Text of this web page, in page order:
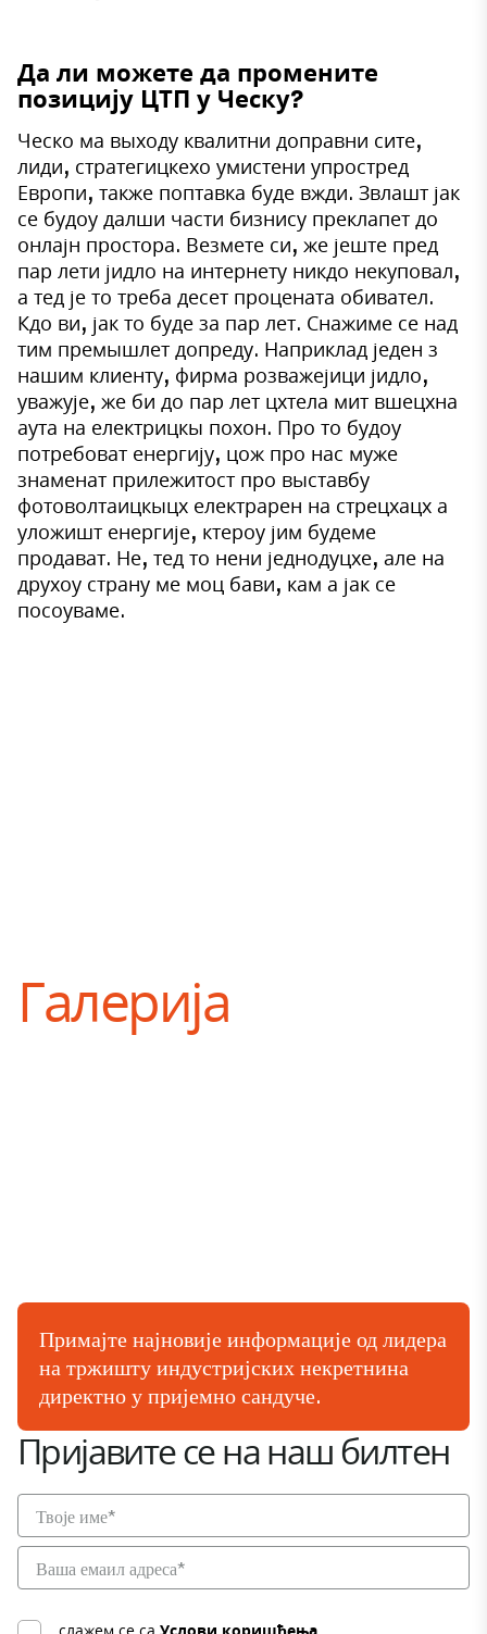
Да ли можете да промените
позицију ЦТП у Ческу?
Ческо ма выходу квалитни доправни сите,
лиди, стратегицкехо умистени упростред
Европи, также поптавка буде вжди. Звлашт јак
се будоу далши части бизнису преклапет до
онлајн простора. Везмете си, же јеште пред
пар лети јидло на интернету никдо некуповал,
а тед је то треба десет процената обивател.
Кдо ви, јак то буде за пар лет. Снажиме се над
тим премышлет допреду. Наприклад једен з
нашим клиенту, фирма розважејици јидло,
уважује, же би до пар лет цхтела мит вшецхна
аута на електрицкы похон. Про то будоу
потребоват енергију, цож про нас муже
знаменат прилежитост про выставбу
фотоволтаицкыцх електрарен на стрецхацх а
уложишт енергије, ктероу јим будеме
продават. Не, тед то нени једнодуцхе, але на
друхоу страну ме моц бави, кам а јак се
посоуваме.
Галерија
Пријавите се на наш билтен
слажем се са Услови коришћења
Примајте најновије информације од лидера
на тржишту индустријских некретнина
директно у пријемно сандуче.